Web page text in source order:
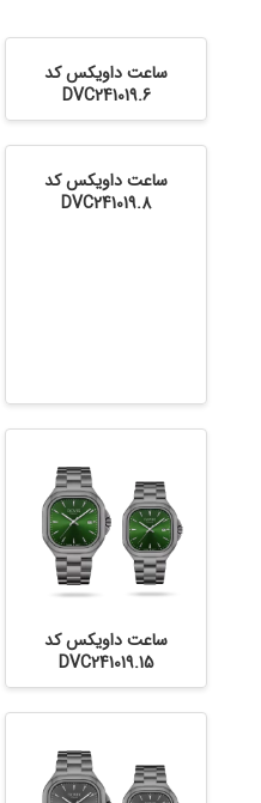
ساعت داویکس کد
DVC241019.6
ساعت داویکس کد
DVC241019.8
ساعت داویکس کد
DVC241019.15